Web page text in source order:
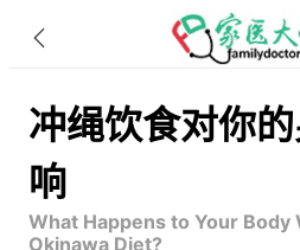
冲绳饮食对你
响
What Happens to Your Body
Okinawa Diet?